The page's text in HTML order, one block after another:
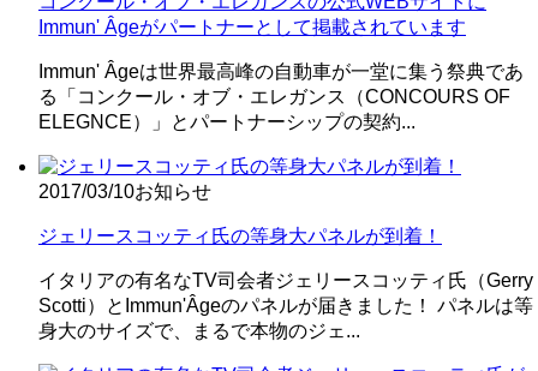
Immun' Âgeがパートナーとして掲載されています
Immun' Âgeは世界最高峰の自動車が一堂に集う祭典であ
る「コンクール・オブ・エレガンス（CONCOURS OF
ELEGNCE）」とパートナーシップの契約...
2017/03/10お知らせ
ジェリースコッティ氏の等身大パネルが到着！
イタリアの有名なTV司会者ジェリースコッティ氏（Gerry
Scotti）とImmun'Âgeのパネルが届きました！ パネルは等
身大のサイズで、まるで本物のジェ...